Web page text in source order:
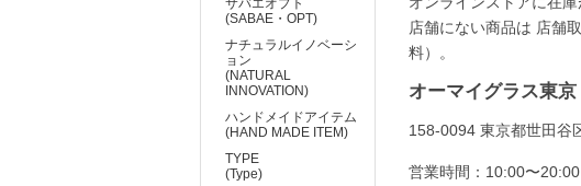
店舗にない商品は 店舗
料）。
オーマイグラス東
158-0094 東京都世田谷
営業時間：10:00〜20:00
(SABAE・OPT)
ナチュラルイノベーシ
ョン
(NATURAL
INNOVATION)
ハンドメイドアイテム
(HAND MADE ITEM)
TYPE
(Type)